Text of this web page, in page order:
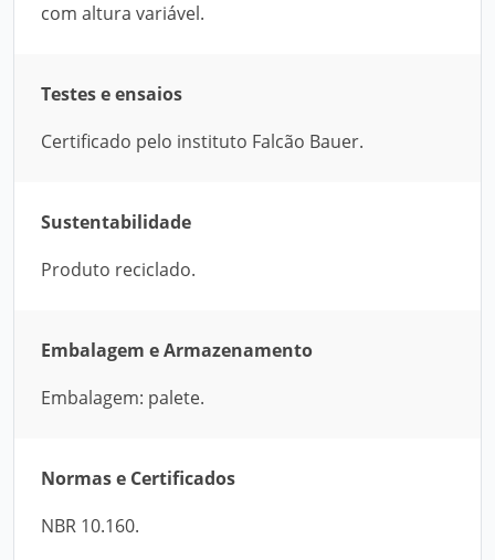
com altura variável.
Testes e ensaios
Certificado pelo instituto Falcão Bauer.
Sustentabilidade
Produto reciclado.
Embalagem e Armazenamento
Embalagem: palete.
Normas e Certificados
NBR 10.160.